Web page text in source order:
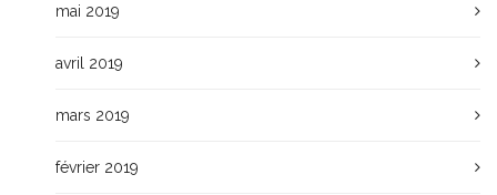
mai 2019
avril 2019
mars 2019
février 2019